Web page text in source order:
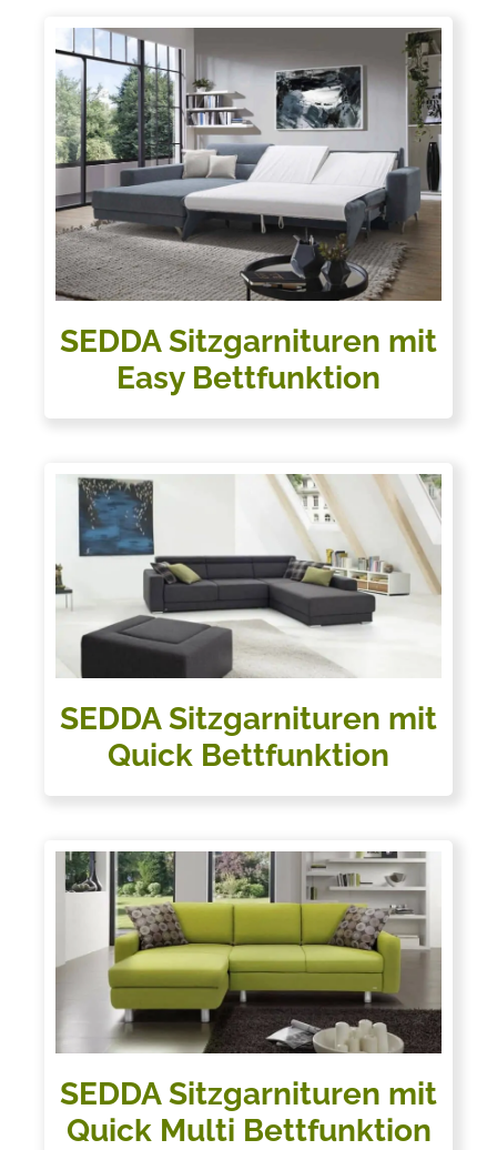
SEDDA Sitzgarnituren mit
Easy Bettfunktion
SEDDA Sitzgarnituren mit
Quick Bettfunktion
SEDDA Sitzgarnituren mit
Quick Multi Bettfunktion